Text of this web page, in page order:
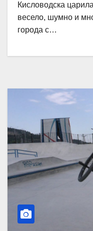
Кисловодска
весело, шумно и
города с…